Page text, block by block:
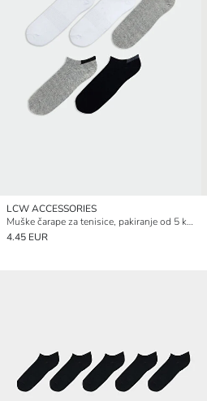
LCW ACCESSORIES
Muške čarape za tenisice, pakiranje od 5 komada
4.45 EUR